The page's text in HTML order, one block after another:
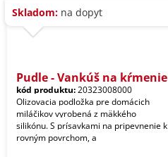
Skladom: na dopyt
Pudle - Vankúš na kŕmenie
kód produktu:20323008000
Olizovacia podložka pre domácich
miláčikov vyrobená z mäkkého
silikónu. S prísavkami na pripevnenie k
rovným povrchom, a